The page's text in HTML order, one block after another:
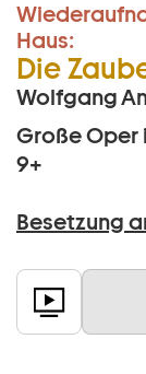
Haus:
Die
Wolfgang
Große Oper
9+
Besetzung